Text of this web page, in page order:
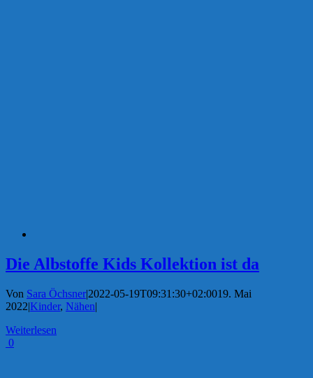
Die Albstoffe Kids Kollektion ist da
Von Sara Öchsner|2022-05-19T09:31:30+02:0019. Mai
2022|Kinder, Nähen|
Weiterlesen
0